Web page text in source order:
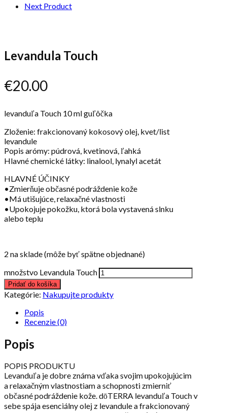
Next Product
Levandula Touch
€20.00
levanduľa Touch 10 ml guľôčka
Zloženie: frakcionovaný kokosový olej, kvet/list
levandule
Popis arómy: púdrová, kvetinová, ľahká
Hlavné chemické látky: linalool, lynalyl acetát
HLAVNÉ ÚČINKY
•Zmierňuje občasné podráždenie kože
•Má utišujúce, relaxačné vlastnosti
•Upokojuje pokožku, ktorá bola vystavená slnku
alebo teplu
2 na sklade (môže byť spätne objednané)
množstvo Levandula Touch
Pridať do košíka
Kategórie: Nakupujte produkty
Popis
Recenzie (0)
Popis
POPIS PRODUKTU
Levanduľa je dobre známa vďaka svojim upokojujúcim
a relaxačným vlastnostiam a schopnosti zmierniť
občasné podráždenie kože. dōTERRA levanduľa Touch v
sebe spája esenciálny olej z levandule a frakcionovaný